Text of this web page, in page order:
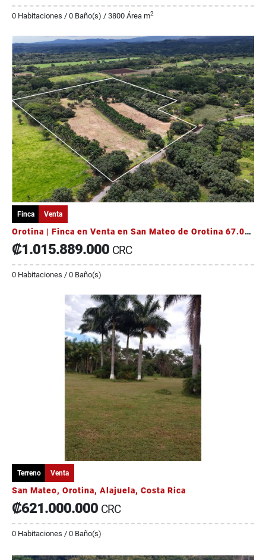
0 Habitaciones / 0 Baño(s) / 3800 Área m2
Finca Venta
Orotina | Finca en Venta en San Mateo de Orotina 67.000 m²
₡1.015.889.000 CRC
0 Habitaciones / 0 Baño(s)
Terreno Venta
San Mateo, Orotina, Alajuela, Costa Rica
₡621.000.000 CRC
0 Habitaciones / 0 Baño(s)